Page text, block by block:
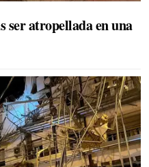
atropellada en una